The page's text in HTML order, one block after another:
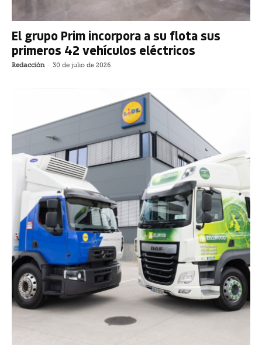
El grupo Prim incorpora a su flota sus
primeros 42 vehículos eléctricos
Redacción - 30 de julio de 2026